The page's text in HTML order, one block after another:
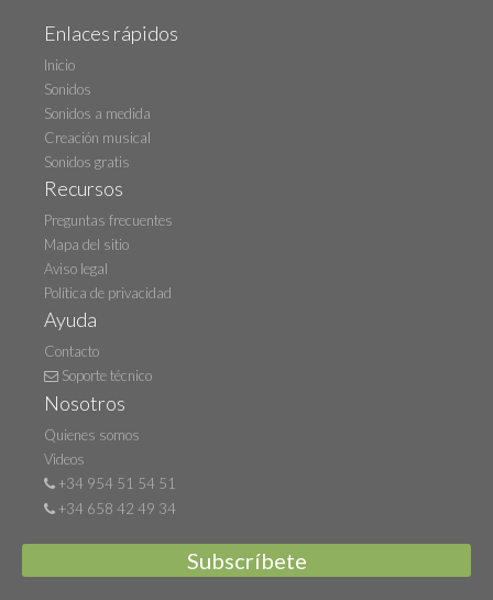
Enlaces rápidos
Inicio
Sonidos
Sonidos a medida
Creación musical
Sonidos gratis
Recursos
Preguntas frecuentes
Mapa del sitio
Aviso legal
Política de privacidad
Ayuda
Contacto
Soporte técnico
Nosotros
Quienes somos
Videos
+34 954 51 54 51
+34 658 42 49 34
Subscríbete